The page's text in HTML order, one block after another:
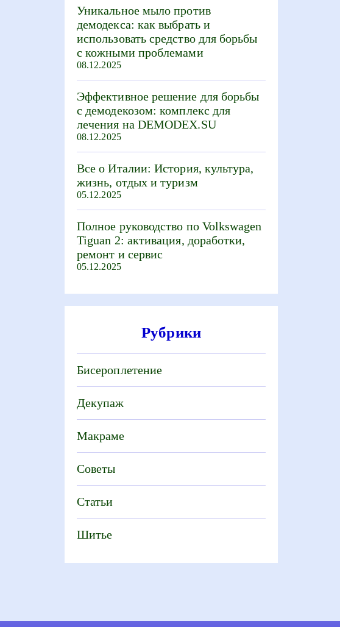
Уникальное мыло против
демодекса: как выбрать и
использовать средство для борьбы
с кожными проблемами
08.12.2025
Эффективное решение для борьбы
с демодекозом: комплекс для
лечения на DEMODEX.SU
08.12.2025
Все о Италии: История, культура,
жизнь, отдых и туризм
05.12.2025
Полное руководство по Volkswagen
Tiguan 2: активация, доработки,
ремонт и сервис
05.12.2025
Рубрики
Бисероплетение
Декупаж
Макраме
Советы
Статьи
Шитье